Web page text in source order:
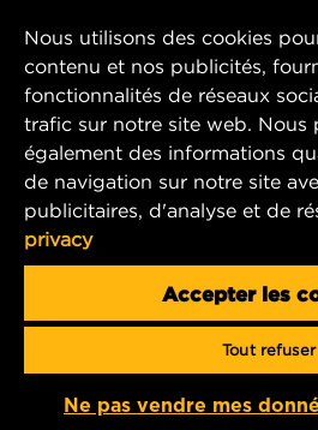
AVIS JURIDIQUE
IMPRIMER
CONTACTEZ-NOUS
Instagram
YouTube
MANN+HUMMEL Middle East
DAFZA (Dubai Airport Free
Office 1013, Bldg. 7WA
mhae.pmservices@mann-
Copyright 2024 MANN+HUMMEL. All
Nous utilisons des cookies
contenu et nos publicités,
fonctionnalités de réseaux
trafic sur notre site web. Nous
également des informations
de navigation sur notre site
publicitaires, d'analyse et de
privacy
Accepter les
Tout refuser
Ne pas vendre mes